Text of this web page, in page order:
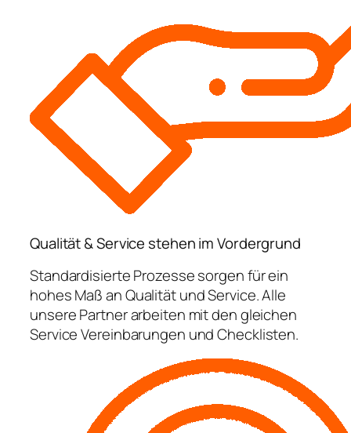
Qualität & Service stehen im Vordergrund
Standardisierte Prozesse sorgen für ein
hohes Maß an Qualität und Service. Alle
unsere Partner arbeiten mit den gleichen
Service Vereinbarungen und Checklisten.